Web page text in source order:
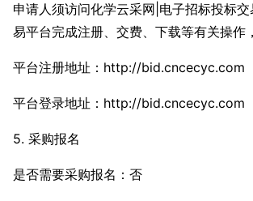
申请人须访问化学云采网|电子招标投标
易平台完成注册、交费、下载等有关操作，
平台注册地址：http://bid.cncecyc.com
平台登录地址：http://bid.cncecyc.com
5. 采购报名
是否需要采购报名：否